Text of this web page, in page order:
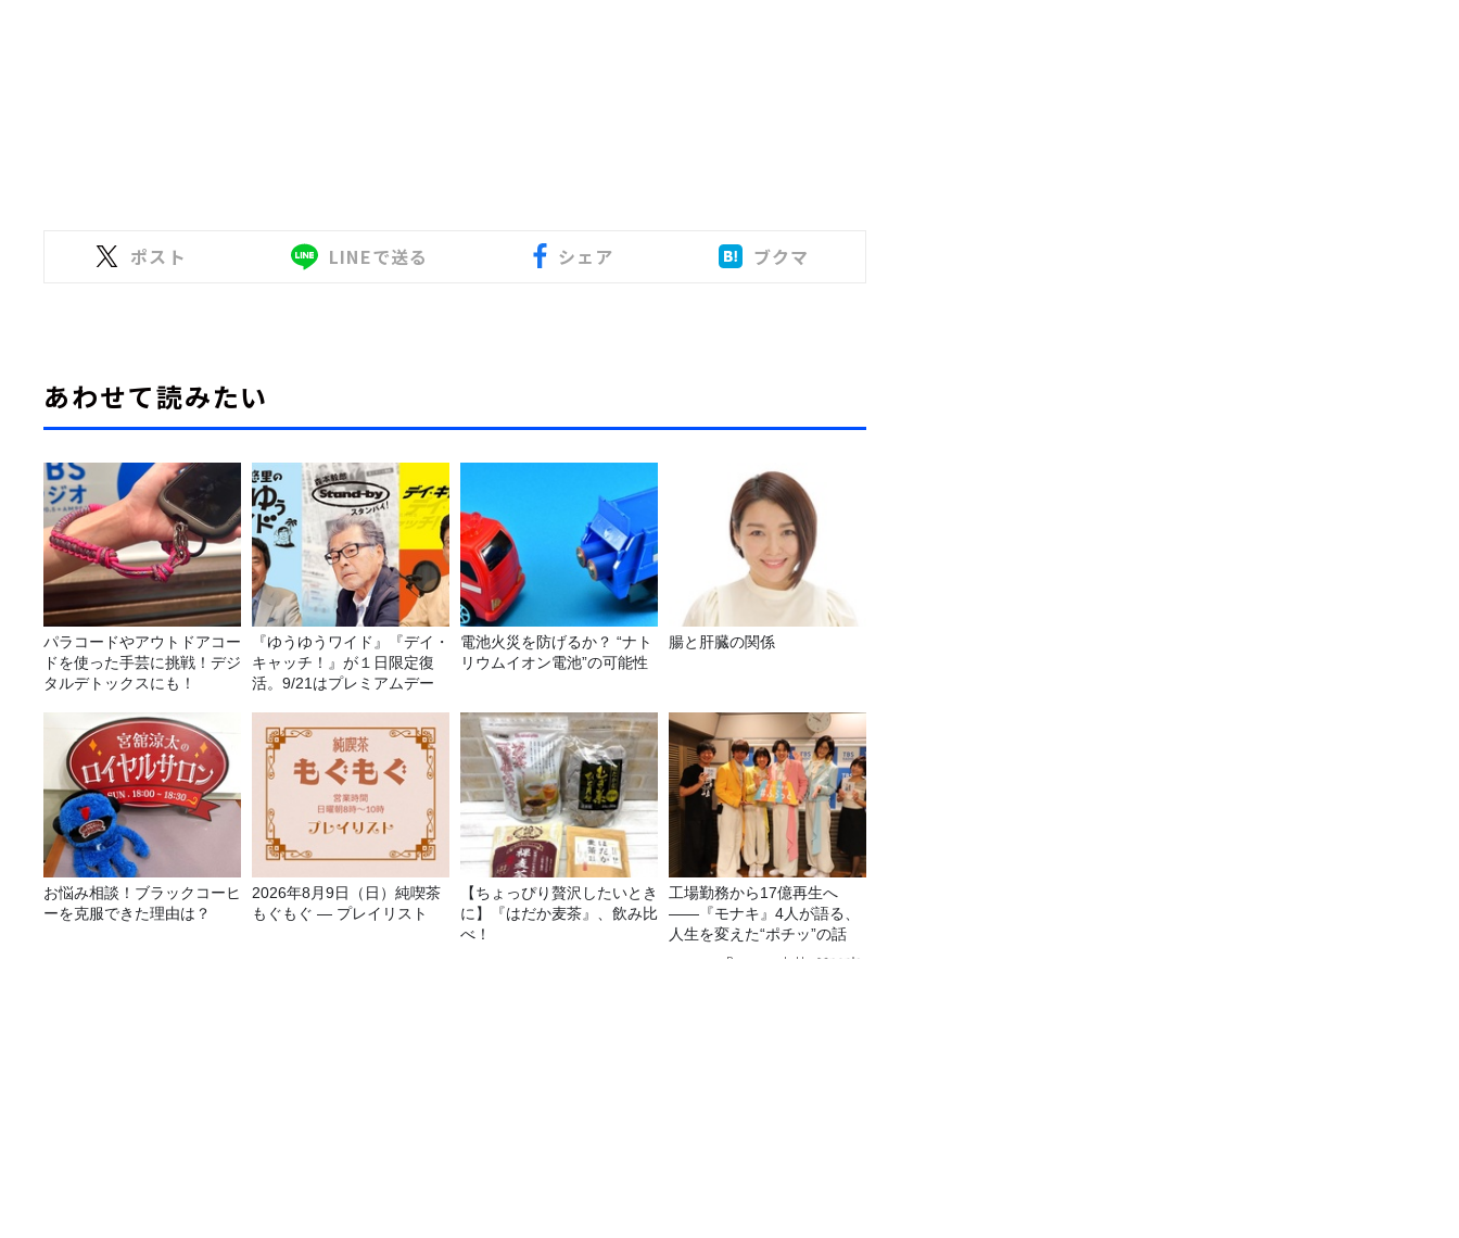
ポスト LINEで送る シェア ブクマ
あわせて読みたい
パラコードやアウトドアコー
ドを使った手芸に挑戦！デジ
タルデトックスにも！
『ゆうゆうワイド』『デイ・
キャッチ！』が１日限定復
活。9/21はプレミアムデー
電池火災を防げるか？ “ナト
リウムイオン電池”の可能性
腸と肝臓の関係
お悩み相談！ブラックコーヒ
ーを克服できた理由は？
2026年8月9日（日）純喫茶
もぐもぐ ― プレイリスト
【ちょっぴり贅沢したいとき
に】『はだか麦茶』、飲み比
べ！
工場勤務から17億再生へ
——『モナキ』4人が語る、
人生を変えた“ポチッ”の話
Recommended by